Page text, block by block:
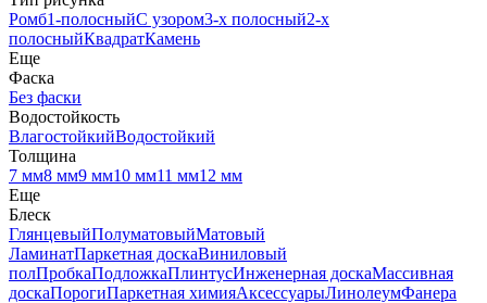
Ромб1-полосныйС узором3-х полосный2-х
полосныйКвадратКамень
Еще
Фаска
Без фаски
Водостойкость
ВлагостойкийВодостойкий
Толщина
7 мм8 мм9 мм10 мм11 мм12 мм
Еще
Блеск
ГлянцевыйПолуматовыйМатовый
ЛаминатПаркетная доскаВиниловый
полПробкаПодложкаПлинтусИнженерная доскаМассивная
доскаПорогиПаркетная химияАксессуарыЛинолеумФанера